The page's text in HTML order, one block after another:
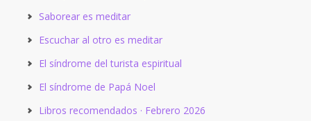
Saborear es meditar
Escuchar al otro es meditar
El síndrome del turista espiritual
El síndrome de Papá Noel
Libros recomendados · Febrero 2026